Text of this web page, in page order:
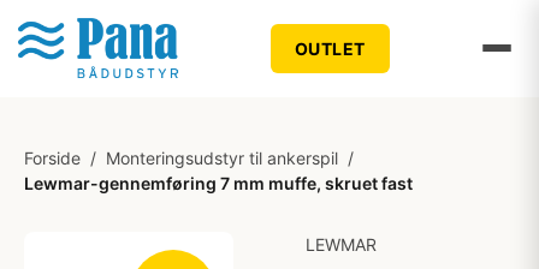
OUTLET
Forside / Monteringsudstyr til ankerspil /
Lewmar-gennemføring 7 mm muffe, skruet fast
LEWMAR